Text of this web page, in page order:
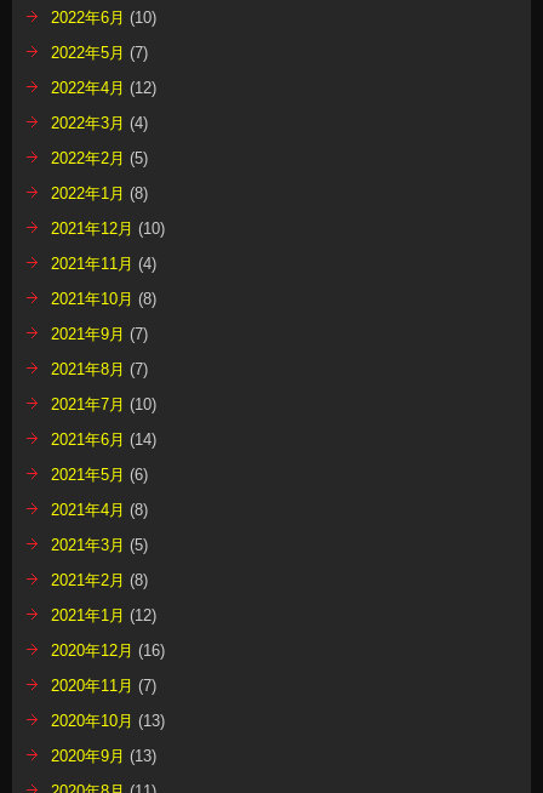
2022年6月 (10)
2022年5月 (7)
2022年4月 (12)
2022年3月 (4)
2022年2月 (5)
2022年1月 (8)
2021年12月 (10)
2021年11月 (4)
2021年10月 (8)
2021年9月 (7)
2021年8月 (7)
2021年7月 (10)
2021年6月 (14)
2021年5月 (6)
2021年4月 (8)
2021年3月 (5)
2021年2月 (8)
2021年1月 (12)
2020年12月 (16)
2020年11月 (7)
2020年10月 (13)
2020年9月 (13)